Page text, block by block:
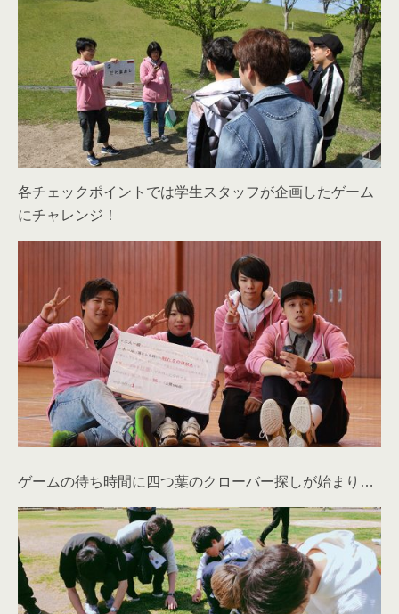
各チェックポイントでは学生スタッフが企画したゲーム
にチャレンジ！
ゲームの待ち時間に四つ葉のクローバー探しが始まり…